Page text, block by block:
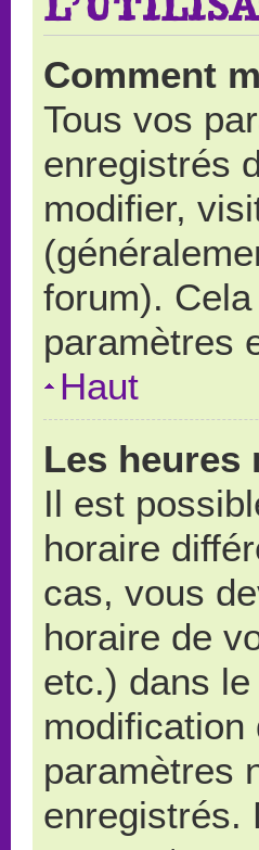
Comment
Tous vos
enregistrés
modifier,
forum).
paramètres
Haut
Les heures
Il est
horaire
cas, vous
horaire de
etc.) dans le
modification
paramètres
enregistrés.